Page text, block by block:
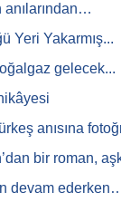
anılarından…
Yeri Yakarmış...
gelecek...
anısına
bir roman,
devam